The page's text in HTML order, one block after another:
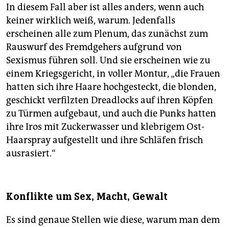
In diesem Fall aber ist alles anders, wenn auch
keiner wirklich weiß, warum. Jedenfalls
erscheinen alle zum Plenum, das zunächst zum
Rauswurf des Fremdgehers aufgrund von
Sexismus führen soll. Und sie erscheinen wie zu
einem Kriegsgericht, in voller Montur, „die Frauen
hatten sich ihre Haare hochgesteckt, die blonden,
geschickt verfilzten Dreadlocks auf ihren Köpfen
zu Türmen aufgebaut, und auch die Punks hatten
ihre Iros mit Zuckerwasser und klebrigem Ost-
Haarspray aufgestellt und ihre Schläfen frisch
ausrasiert.“
Konflikte um Sex, Macht, Gewalt
Es sind genaue Stellen wie diese, warum man dem